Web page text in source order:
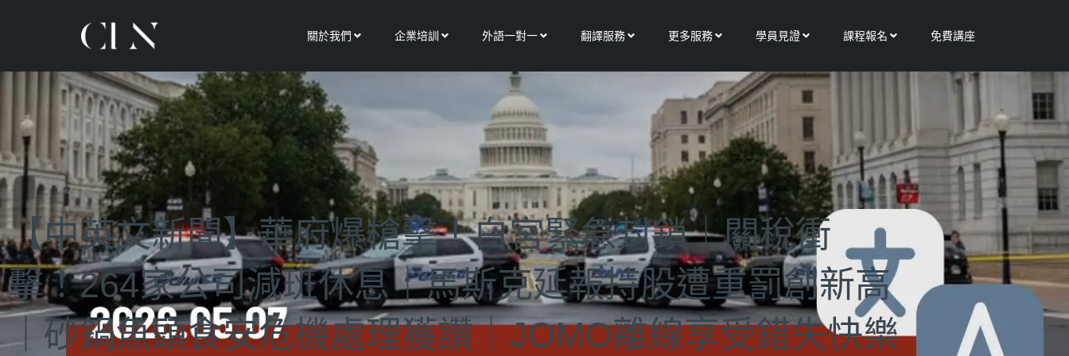
關於我們 Open 關於我們
企業培訓 Open 企業培訓
外語一對一Open 外語一對一
翻譯服務Open 翻譯服務
更多服務Open 更多服務
學員見證Open 學員見證
課程報名 Open 課程報名
免費講座
【中英文新聞】華府爆槍擊！白宮緊急封鎖｜關稅衝
擊！264家公司減班休息｜馬斯克延報持股遭重罰創新高
｜砂鍋魚頭食安危機處理獲讚｜JOMO離線享受錯失快樂